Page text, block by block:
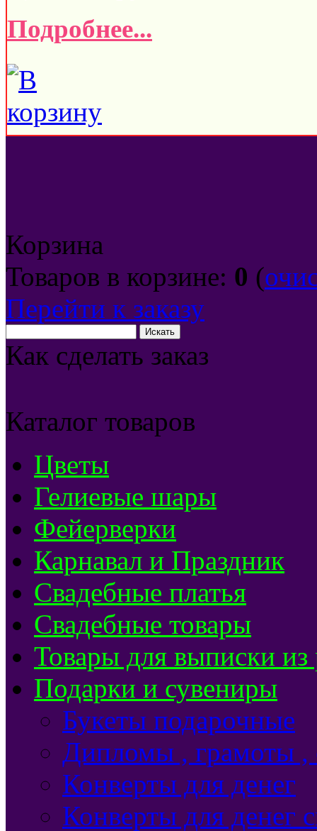
Подробнее...
Корзина
Товаров в корзине: 0 (
Перейти к заказу
Как сделать заказ
Каталог товаров
Цветы
Гелиевые шары
Фейерверки
Карнавал и Праздник
Свадебные платья
Свадебные товары
Товары для выписки из
Подарки и сувениры
Букеты подарочные
Дипломы , грамоты ,
Конверты для денег
Конверты для денег